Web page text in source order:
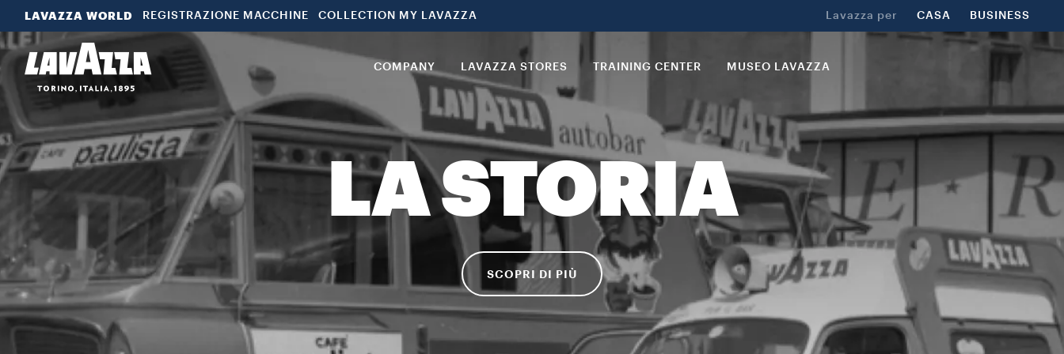
LAVAZZA WORLD REGISTRAZIONE MACCHINE COLLECTION MY LAVAZZA Lavazza per CASA BUSINESS
COMPANY LAVAZZA STORES TRAINING CENTER MUSEO LAVAZZA
LA STORIA
SCOPRI DI PIÙ